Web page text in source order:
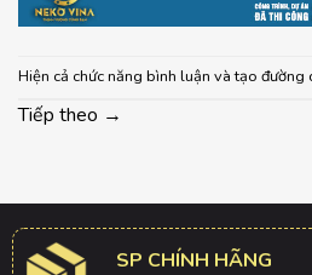
Hiện cả chức năng bình luận và tạo đường
Tiếp theo →
SP CHÍNH HÃNG